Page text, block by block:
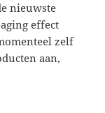
nieuwste
effect
zelf
aan,